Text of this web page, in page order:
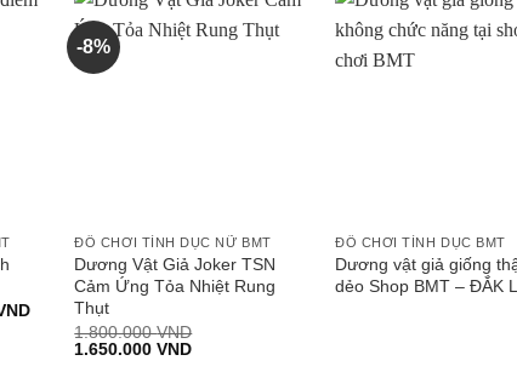
Giá
-8%
ĐỒ CHƠI TÌNH DỤC NỮ BMT
Dương Vật Giả Joker TSN
Cảm Ứng Tỏa Nhiệt Rung
Thụt
1.800.000VND
Giá
1.650.000VNDGiá
ĐỒ CHƠI TÌNH DỤC BMT
Dương vật giả giống
dẻo Shop BMT – ĐẮK